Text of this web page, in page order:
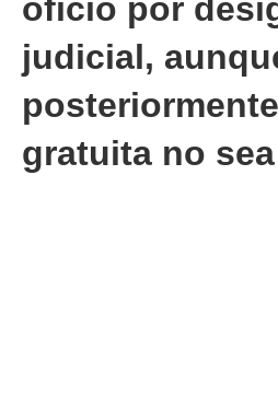
oficio por
judicial,
gratuita no